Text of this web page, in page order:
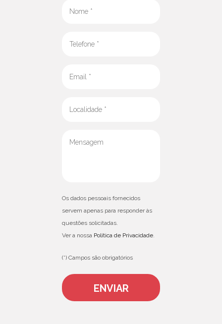
Os dados pessoais fornecidos
servem apenas para responder às
questões solicitadas.
Ver a nossa Política de Privacidade.
(*) Campos são obrigatórios